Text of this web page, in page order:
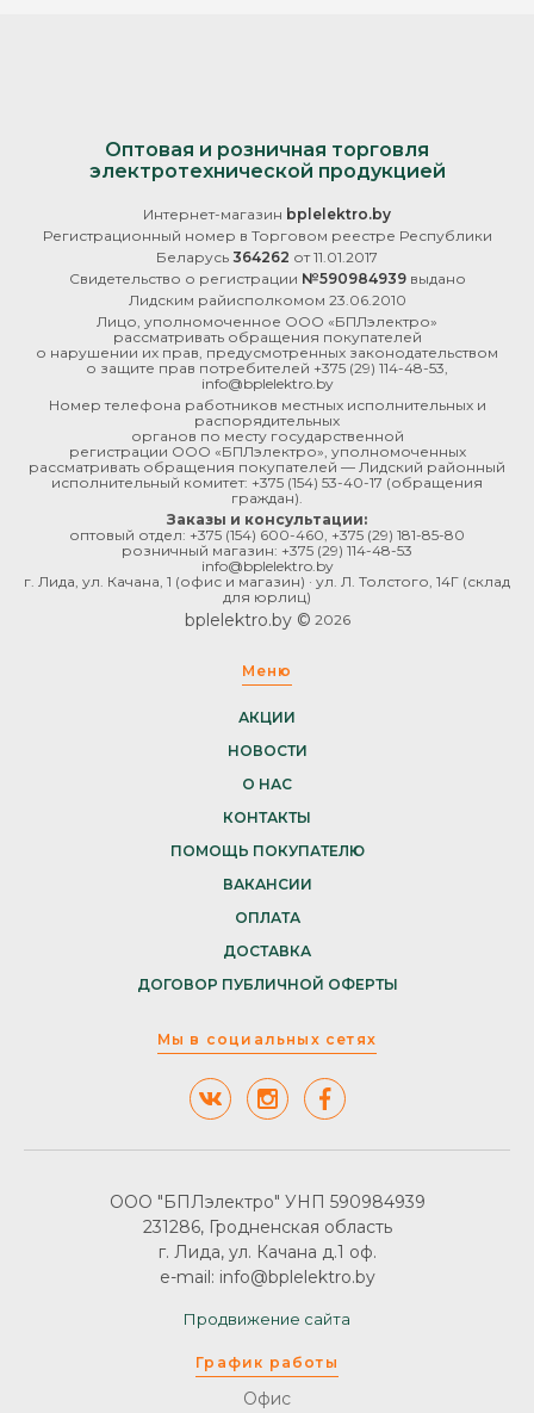
Оптовая и розничная торговля
электротехнической продукцией
Интернет-магазин bplelektro.by
Регистрационный номер в Торговом реестре Республики
Беларусь 364262 от 11.01.2017
Свидетельство о регистрации №590984939выдано
Лидским райисполкомом 23.06.2010
Лицо, уполномоченное ООО «БПЛэлектро»
рассматривать обращения покупателей
о нарушении их прав, предусмотренных законодательством
о защите прав потребителей +375 (29) 114-48-53
info@bplelektro.by
Номер телефона работников местных исполнительных и
распорядительных
органов по месту государственной
регистрации ООО «БПЛэлектро», уполномоченных
рассматривать обращения покупателей — Лидский районный
исполнительный комитет: +375 (154) 53-40-17 (обращения
граждан).
Заказы и консультации:
оптовый отдел: +375 (154) 600-460 +375 (29) 181-85-80
розничный магазин: +375 (29) 114-48-53
info@bplelektro.by
г. Лида, ул. Качана, 1 (офис и магазин) · ул. Л. Толстого, 14Г (склад
для юрлиц)
bplelektro.by © 2026
Меню
АКЦИИ
НОВОСТИ
О НАС
КОНТАКТЫ
ПОМОЩЬ ПОКУПАТЕЛЮ
ВАКАНСИИ
ОПЛАТА
ДОСТАВКА
ДОГОВОР ПУБЛИЧНОЙ ОФЕРТЫ
Мы в социальных сетях
График работы
Офис
ООО "БПЛэлектро" УНП 590984939
231286, Гродненская область
г. Лида, ул. Качана д.1 оф.
e-mail: info@bplelektro.by
Продвижение сайта